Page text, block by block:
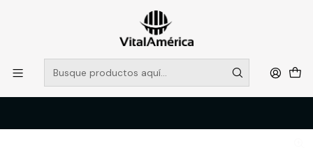
POR SISTEMA FRONTAL SOLO RETIROS EN TIENDA, DESDE
MUCHAS GRACIAS +569 5956 2237
Leer más
Catálogo
VESTIMENTA TECNICA Y CORPORATIVA
OVEROLES Y CHALECOS GEOLOGOS
CHALECO GEOLOGO MINERO ALTA VISIBILIDAD MUJER NARANJO XL